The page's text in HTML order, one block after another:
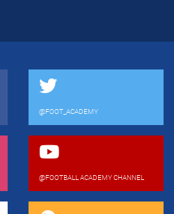
@FOOT_ACADEMY
@FOOTBALL ACADEMY CHANNEL